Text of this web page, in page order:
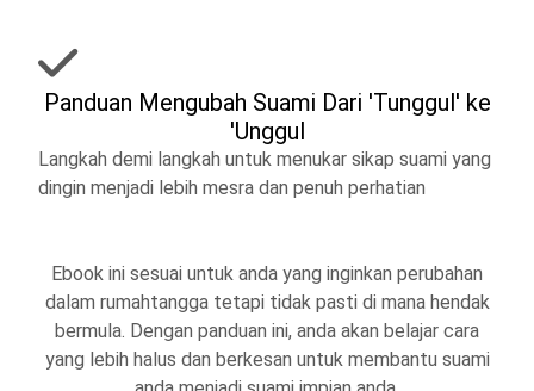
Panduan Mengubah Suami Dari 'Tunggul' ke
'Unggul
Langkah demi langkah untuk menukar sikap suami yang
dingin menjadi lebih mesra dan penuh perhatian
Ebook ini sesuai untuk anda yang inginkan perubahan
dalam rumahtangga tetapi tidak pasti di mana hendak
bermula. Dengan panduan ini, anda akan belajar cara
yang lebih halus dan berkesan untuk membantu suami